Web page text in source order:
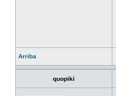
Arriba
quopiki